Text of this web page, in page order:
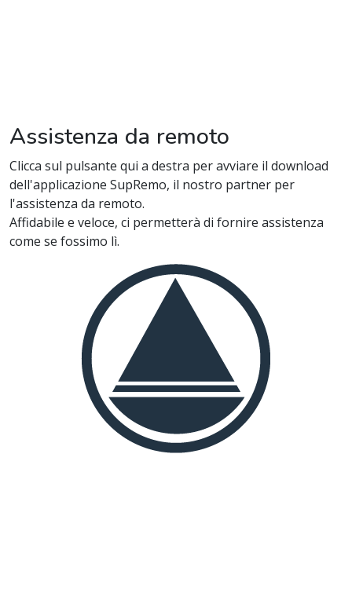
Assistenza da remoto
Clicca sul pulsante qui a destra per avviare il download
dell'applicazione SupRemo, il nostro partner per
l'assistenza da remoto.
Affidabile e veloce, ci permetterà di fornire assistenza
come se fossimo lì.